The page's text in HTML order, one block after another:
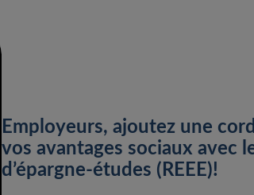
Employeurs, ajoutez une
vos avantages sociaux avec
d’épargne-études (REEE)!